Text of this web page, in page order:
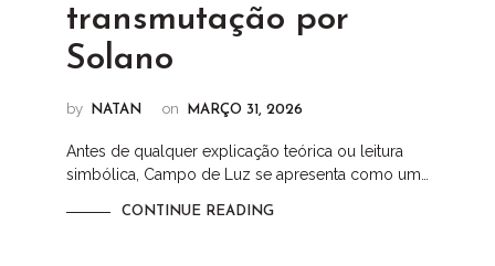
transmutação por
Solano
by NATAN on MARÇO 31, 2026
Antes de qualquer explicação teórica ou leitura
simbólica, Campo de Luz se apresenta como um…
CONTINUE READING